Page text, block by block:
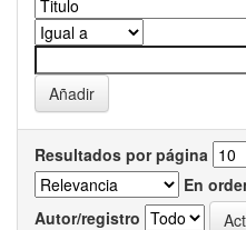
Resultados por página
En
Autor/registro